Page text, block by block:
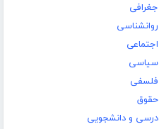
جغرافی
روانشناسی
اجتماعی
سیاسی
فلسفی
حقوق
درسی و دانشجویی